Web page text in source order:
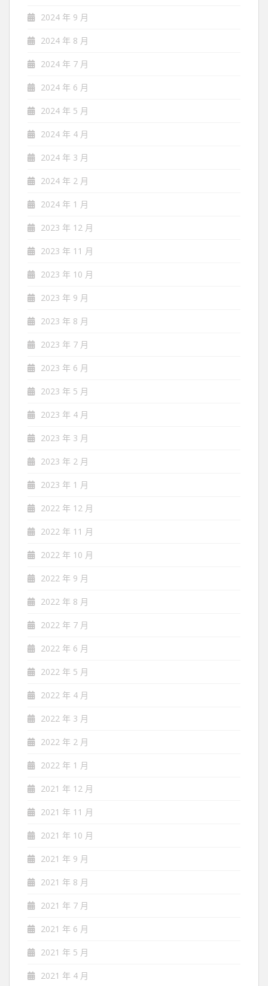
2024 年 9 月
2024 年 8 月
2024 年 7 月
2024 年 6 月
2024 年 5 月
2024 年 4 月
2024 年 3 月
2024 年 2 月
2024 年 1 月
2023 年 12 月
2023 年 11 月
2023 年 10 月
2023 年 9 月
2023 年 8 月
2023 年 7 月
2023 年 6 月
2023 年 5 月
2023 年 4 月
2023 年 3 月
2023 年 2 月
2023 年 1 月
2022 年 12 月
2022 年 11 月
2022 年 10 月
2022 年 9 月
2022 年 8 月
2022 年 7 月
2022 年 6 月
2022 年 5 月
2022 年 4 月
2022 年 3 月
2022 年 2 月
2022 年 1 月
2021 年 12 月
2021 年 11 月
2021 年 10 月
2021 年 9 月
2021 年 8 月
2021 年 7 月
2021 年 6 月
2021 年 5 月
2021 年 4 月